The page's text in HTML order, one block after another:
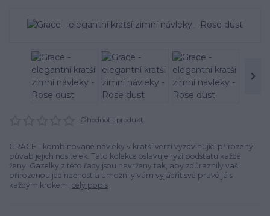
Ohodnotit produkt
GRACE - kombinované návleky v kratší verzi vyzdvihující přirozený
půvab jejich nositelek. Tato kolekce oslavuje ryzí podstatu každé
ženy. Gazelky z této řady jsou navrženy tak, aby zdůraznily vaši
přirozenou jedinečnost a umožnily vám vyjádřit své pravé já s
každým krokem. celý popis